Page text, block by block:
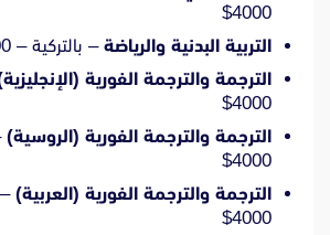
4000$
التربية البدنية والرياضة – بالتركية – 4000$
الترجمة والترجمة الفورية
4000$
الترجمة والترجمة الفورية (الروسية)
4000$
الترجمة والترجمة الفورية (العربية) –
4000$